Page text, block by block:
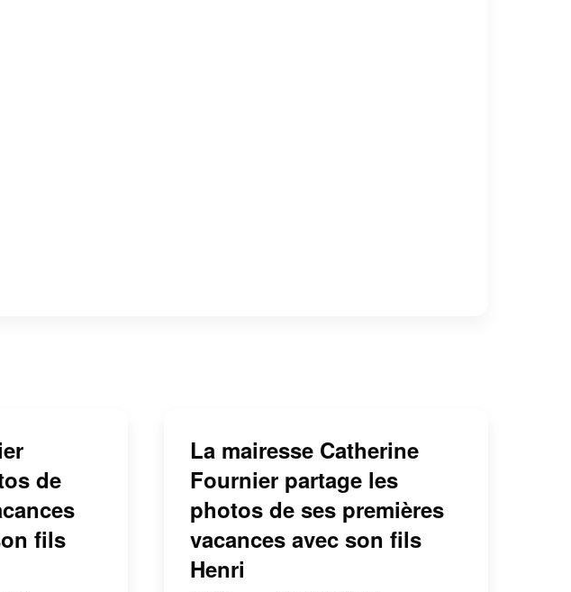
de
fils
La mairesse Catherine
Fournier partage les
photos de ses premières
vacances avec son fils
Henri